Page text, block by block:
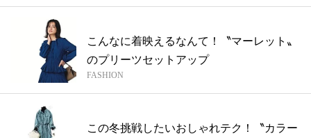
こんなに着映えるなんて！〝マーレット〟
のプリーツセットアップ
FASHION
この冬挑戦したいおしゃれテク！〝カラー